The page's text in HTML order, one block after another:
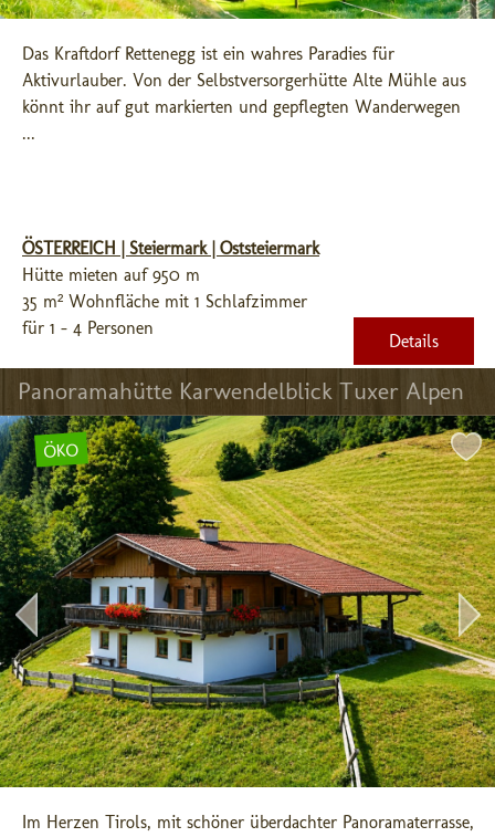
Das Kraftdorf Rettenegg ist ein wahres Paradies für
Aktivurlauber. Von der Selbstversorgerhütte Alte Mühle aus
könnt ihr auf gut markierten und gepflegten Wanderwegen
...
ÖSTERREICH | Steiermark | Oststeiermark
Hütte mieten auf 950 m
35 m² Wohnfläche mit 1 Schlafzimmer
für 1 - 4 Personen
Details
Panoramahütte Karwendelblick Tuxer Alpen
ÖKO
Im Herzen Tirols, mit schöner überdachter Panoramaterrasse,